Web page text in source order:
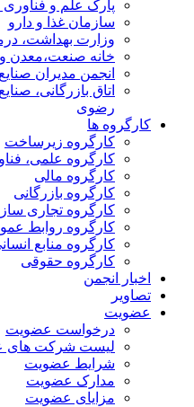
پارک علم و
سازمان غذا و دارو
وزارت بهداشت،
خانه صنعت،معدن
انجمن مدیران
اتاق بازرگانی،
رضوی
کارگروه ها
کارگروه زیرساخت
کارگروه علمی،
کارگروه مالی
کارگروه بازرگانی
کارگروه تجاری
کارگروه روابط
کارگروه منابع
کارگروه حقوقی
اخبار انجمن
تصاویر
عضویت
درخواست عضویت
لیست شرکت های
شرایط عضویت
مدارک عضویت
مزایای عضویت